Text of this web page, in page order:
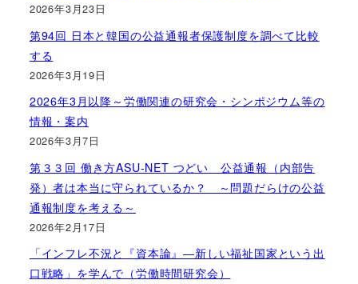
2026年3月23日
第94回 日本と韓国の公益通報者保護制度を調べて比較
する
2026年3月19日
2026年3月以降～労働関連の研究会・シンポジウム等の
情報・案内
2026年3月7日
第３３回 働き方ASU-NET つどい 公益通報（内部告
発）者は本当に守られているか？ ～問題だらけの公益
通報制度を考える～
2026年2月17日
「インフレ不況と『資本論』―新しい福祉国家という出
口戦略」を学んで（労働時間研究会）